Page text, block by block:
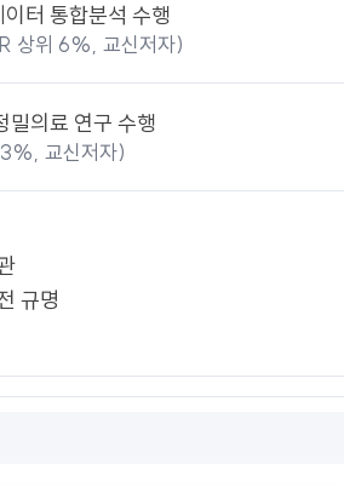
터 통합분석 수행
위 6%, 교신저자)
밀의료 연구 수행
교신저자)
규명